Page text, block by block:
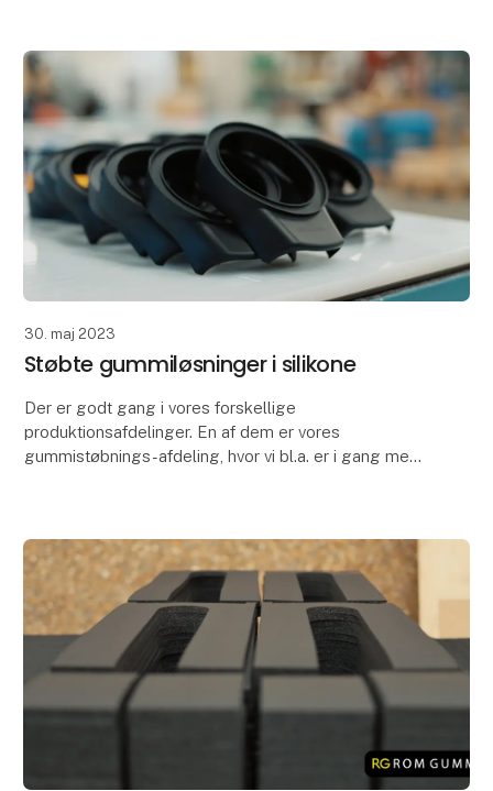
30. maj 2023
Støbte gummiløsninger i silikone
Der er godt gang i vores forskellige
produktionsafdelinger. En af dem er vores
gummistøbnings-afdeling, hvor vi bl.a. er i gang med